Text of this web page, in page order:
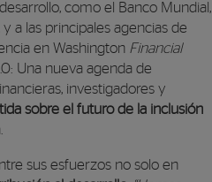
como el Banco Mundial,
a las principales agencias de
en Washington Financial
Una nueva agenda de
investigadores y
sobre el futuro de la inclusión
sus esfuerzos no solo en